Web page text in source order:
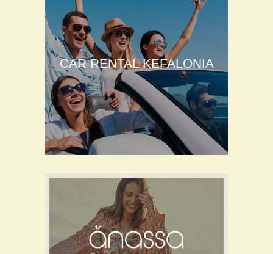
CAR RENTAL KEFALONIA